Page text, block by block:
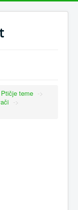
Ptičje teme ->
->